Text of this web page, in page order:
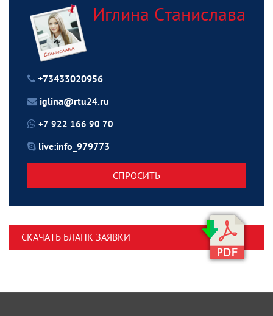
Иглина Станислава
+73433020956
iglina@rtu24.ru
+7 922 166 90 70
live:info_979773
СПРОСИТЬ
СКАЧАТЬ БЛАНК ЗАЯВКИ